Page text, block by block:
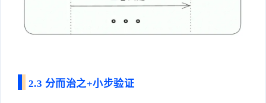
2.3 分而治之+小步验证